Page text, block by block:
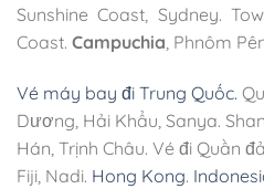
Sunshine Coast, Sydney.
Coast. Campuchia, Phnôm
Vé máy bay đi Trung Quốc.
Dương, Hải Khẩu, Sanya.
Hán, Trịnh Châu. Vé đi Quần
Fiji, Nadi. Hong Kong.